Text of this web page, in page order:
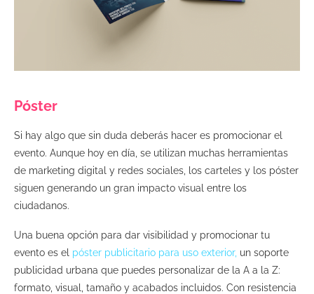
Póster
Si hay algo que sin duda deberás hacer es promocionar el
evento. Aunque hoy en día, se utilizan muchas herramientas
de marketing digital y redes sociales, los carteles y los póster
siguen generando un gran impacto visual entre los
ciudadanos.
Una buena opción para dar visibilidad y promocionar tu
evento es el póster publicitario para uso exterior, un soporte
publicidad urbana que puedes personalizar de la A a la Z:
formato, visual, tamaño y acabados incluidos. Con resistencia